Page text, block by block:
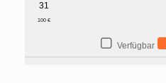
31
100 €
Verfügbar